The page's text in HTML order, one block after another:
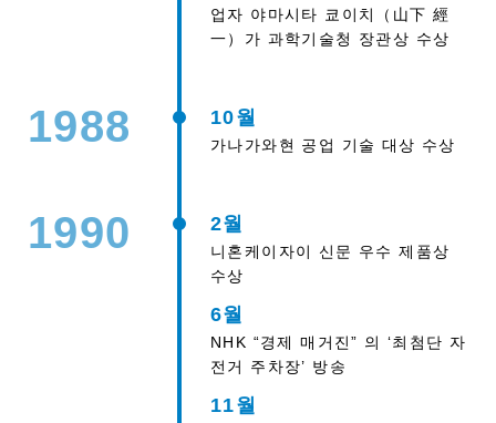
업자 야마시타 쿄이치（山下 經
一）가 과학기술청 장관상 수상
1988 10월
가나가와현 공업 기술 대상 수상
1990 2월
니혼케이자이 신문 우수 제품상
수상
6월
NHK “경제 매거진” 의 ‘최첨단 자
전거 주차장’ 방송
11월